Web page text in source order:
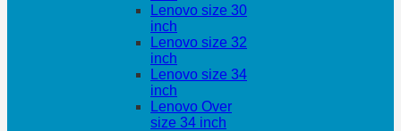
Lenovo size 30
inch
Lenovo size 32
inch
Lenovo size 34
inch
Lenovo Over
size 34 inch